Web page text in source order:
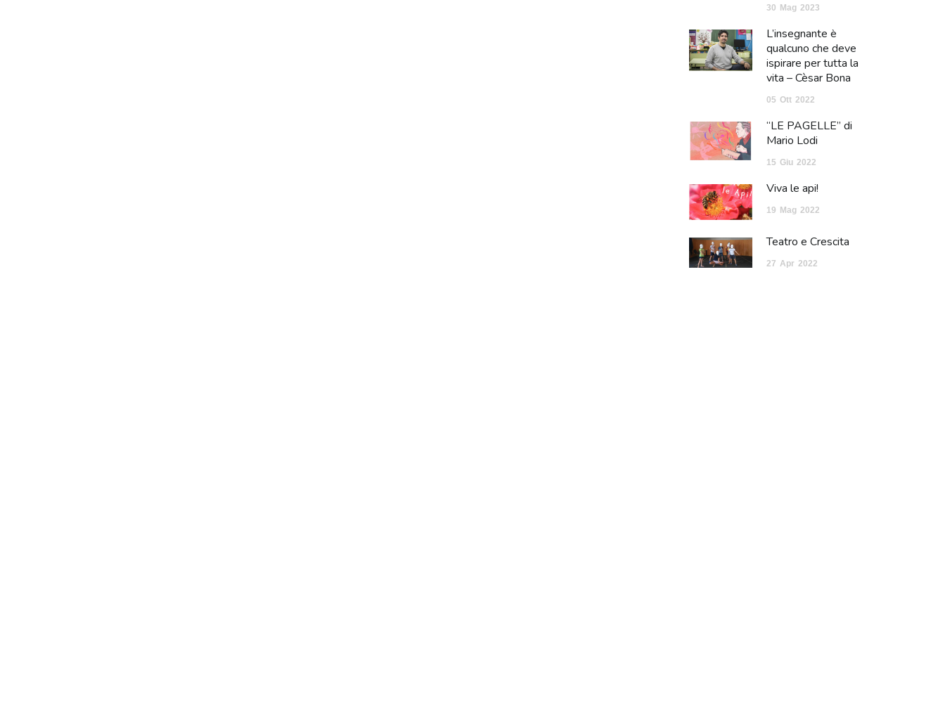
30 Mag 2023
L’insegnante è
qualcuno che deve
ispirare per tutta la
vita – Cèsar Bona
05 Ott 2022
“LE PAGELLE” di
Mario Lodi
15 Giu 2022
Viva le api!
19 Mag 2022
Teatro e Crescita
27 Apr 2022